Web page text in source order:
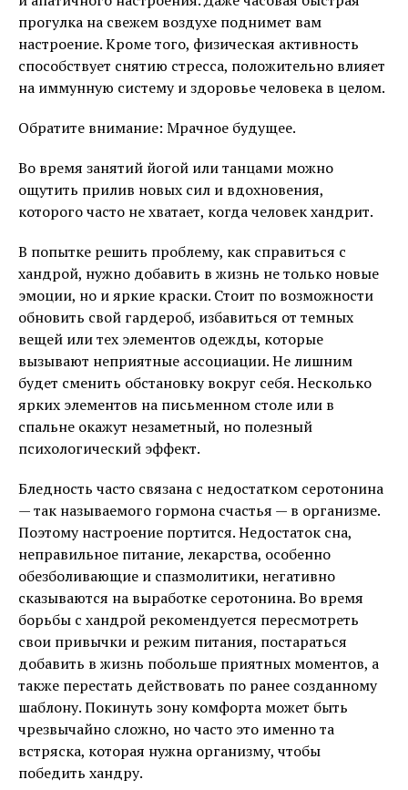
прогулка на свежем воздухе поднимет вам
настроение. Кроме того, физическая активность
способствует снятию стресса, положительно влияет
на иммунную систему и здоровье человека в целом.
Обратите внимание: Мрачное будущее.
Во время занятий йогой или танцами можно
ощутить прилив новых сил и вдохновения,
которого часто не хватает, когда человек хандрит.
В попытке решить проблему, как справиться с
хандрой, нужно добавить в жизнь не только новые
эмоции, но и яркие краски. Стоит по возможности
обновить свой гардероб, избавиться от темных
вещей или тех элементов одежды, которые
вызывают неприятные ассоциации. Не лишним
будет сменить обстановку вокруг себя. Несколько
ярких элементов на письменном столе или в
спальне окажут незаметный, но полезный
психологический эффект.
Бледность часто связана с недостатком серотонина
— так называемого гормона счастья — в организме.
Поэтому настроение портится. Недостаток сна,
неправильное питание, лекарства, особенно
обезболивающие и спазмолитики, негативно
сказываются на выработке серотонина. Во время
борьбы с хандрой рекомендуется пересмотреть
свои привычки и режим питания, постараться
добавить в жизнь побольше приятных моментов, а
также перестать действовать по ранее созданному
шаблону. Покинуть зону комфорта может быть
чрезвычайно сложно, но часто это именно та
встряска, которая нужна организму, чтобы
победить хандру.